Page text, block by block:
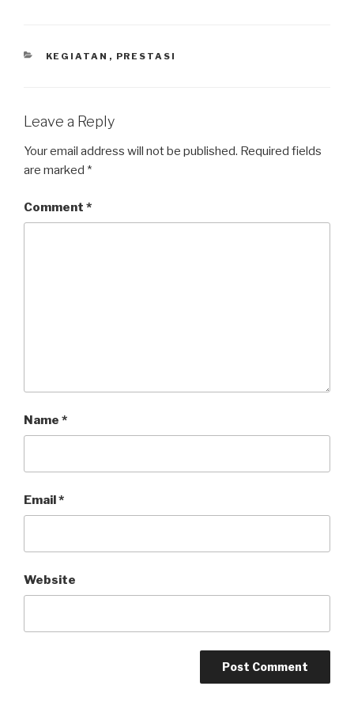
KEGIATAN , PRESTASI
Leave a Reply
Your email address will not be published. Required fields
are marked *
Comment *
Name *
Email*
Website